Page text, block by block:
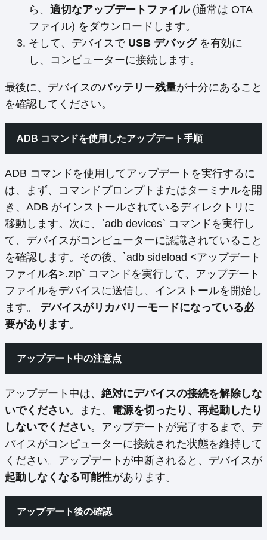
ら、 適切なアップデートファイル(通常は OTA
ファイル) をダウンロードします。
そして、デバイスで USB デバッグを有効に
し、コンピューターに接続します。
最後に、デバイスのバッテリー残量が十分にあること
を確認してください。
ADB コマンドを使用したアップデート手順
ADB コマンドを使用してアップデートを実行するに
は、まず、コマンドプロンプトまたはターミナルを開
き、ADB がインストールされているディレクトリに
移動します。次に、`adb devices` コマンドを実行し
て、デバイスがコンピューターに認識されていること
を確認します。その後、`adb sideload <アップデート
ファイル名>.zip` コマンドを実行して、アップデート
ファイルをデバイスに送信し、インストールを開始し
ます。 デバイスがリカバリーモードになっている必
要があります。
アップデート中の注意点
アップデート中は、 絶対にデバイスの接続を解除しな
いでください。また、 電源を切ったり、再起動したり
しないでください。アップデートが完了するまで、デ
バイスがコンピューターに接続された状態を維持して
ください。アップデートが中断されると、デバイスが
起動しなくなる可能性があります。
アップデート後の確認